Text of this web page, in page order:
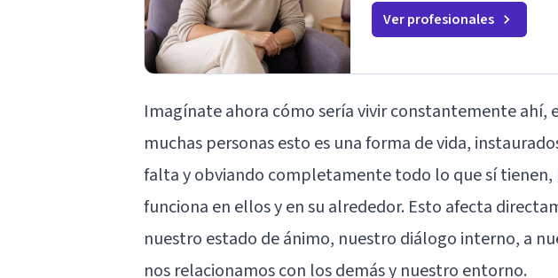
Ver profesionales
Imagínate ahora cómo sería vivir constantemente ahí,
muchas personas esto es una forma de vida,
falta y obviando completamente todo lo que sí tienen,
funciona en ellos y en su alrededor. Esto afecta
nuestro estado de ánimo, nuestro diálogo interno, a
nos relacionamos con los demás y nuestro entorno.